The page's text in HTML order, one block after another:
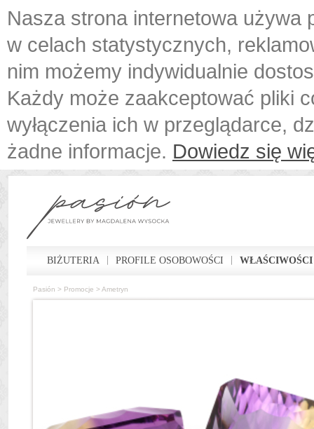
Nasza strona internetowa używa
w celach statystycznych,
nim możemy indywidualnie
Każdy może zaakceptować pliki
wyłączenia ich w przeglądarce,
żadne informacje. Dowiedz się
BIŻUTERIA PROFILE OSOBOWOŚCI
Pasión > Promocje >Ametryn